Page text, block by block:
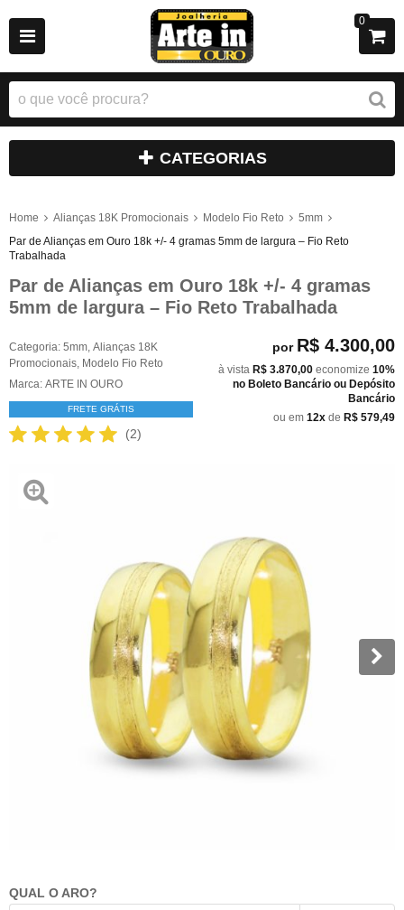
0
CATEGORIAS
Home Alianças 18K Promocionais Modelo Fio Reto
5mm
Par de Alianças em Ouro 18k +/- 4 gramas 5mm de largura – Fio Reto
Trabalhada
Par de Alianças em Ouro 18k +/- 4 gramas
5mm de largura – Fio Reto Trabalhada
Categoria: 5mm Alianças 18K
Promocionais Modelo Fio Reto
Marca: ARTE IN OURO
FRETE GRÁTIS
(2)
por R$ 4.300,00
à vista R$ 3.870,00 economize 10%
no Boleto Bancário ou Depósito
Bancário
ou em 12x de R$ 579,49
QUAL O ARO?